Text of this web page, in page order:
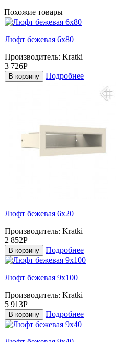
Похожие товары
Люфт бежевая 6x80
Производитель: Kratki
3 726Р
В корзину Подробнее
Люфт бежевая 6х20
Производитель: Kratki
2 852Р
В корзину Подробнее
Люфт бежевая 9x100
Производитель: Kratki
5 913Р
В корзину Подробнее